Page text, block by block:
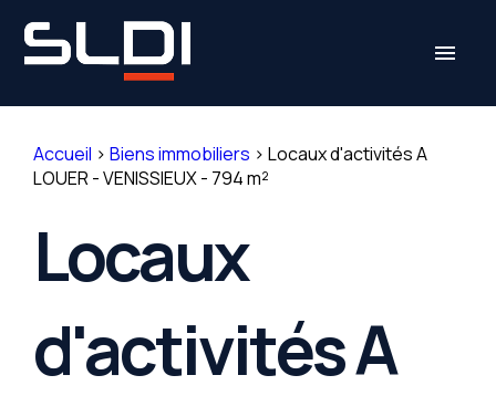
menu
Accueil > Biens immobiliers > Locaux d'activités A
LOUER - VENISSIEUX - 794 m²
Locaux
d'activités A